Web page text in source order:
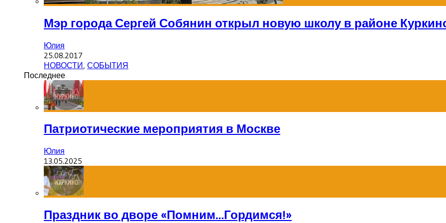
Мэр города Сергей Собянин открыл новую школу в районе
Юлия
25.08.2017
НОВОСТИ, СОБЫТИЯ
Последнее
Патриотические мероприятия в Москве
Юлия
13.05.2025
Праздник во дворе «Помним…Гордимся!»